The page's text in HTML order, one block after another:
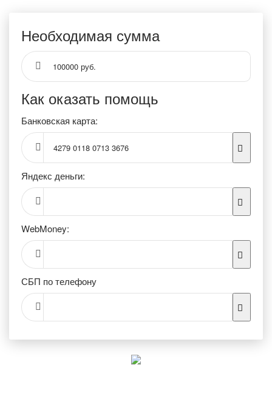
Необходимая сумма
100000 руб.
Как оказать помощь
Банковская карта:
4279 0118 0713 3676
Яндекс деньги:
WebMoney:
СБП по телефону